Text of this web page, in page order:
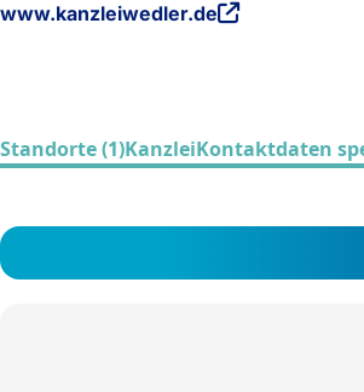
www.kanzleiwedler.de
Standorte (1)KanzleiKontaktdaten